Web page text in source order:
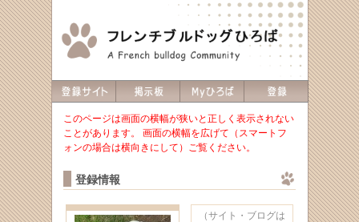
このページは画面の横幅が狭いと正しく表示されない
ことがあります。 画面の横幅を広げて（スマートフ
ォンの場合は横向きにして）ご覧ください。
登録情報
（サイト・ブログは